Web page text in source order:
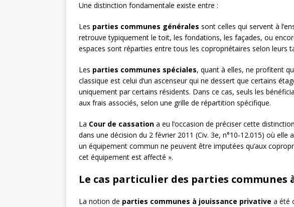
Une distinction fondamentale existe entre :
Les parties communes générales sont celles qui servent à
retrouve typiquement le toit, les fondations, les façades, ou
espaces sont réparties entre tous les copropriétaires selon leurs
Les parties communes spéciales, quant à elles, ne profitent
classique est celui d’un ascenseur qui ne dessert que certains
uniquement par certains résidents. Dans ce cas, seuls les
aux frais associés, selon une grille de répartition spécifique.
La Cour de cassation a eu l’occasion de préciser cette
dans une décision du 2 février 2011 (Civ. 3e, n°10-12.015) où elle
un équipement commun ne peuvent être imputées qu’aux
cet équipement est affecté ».
Le cas particulier des parties communes
La notion de parties communes à jouissance privative a été